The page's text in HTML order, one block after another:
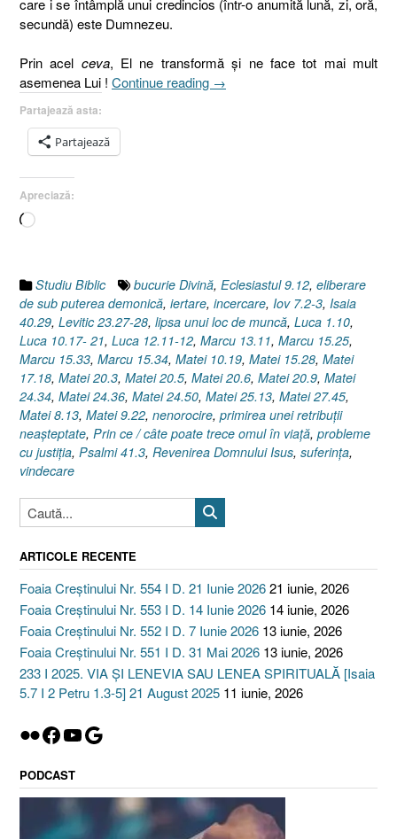
secundă) este Dumnezeu.
Prin acel ceva, El ne transformă şi ne face tot mai mult
asemenea Lui ! Continue reading „Ceasul
Ecles.
3-
1]”
→
Partajează asta:
Partajează
Apreciază:
Încarc...
Studiu Biblic bucurie Divină, Eclesiastul 9.12, eliberare
de sub puterea demonică, iertare, incercare, Iov 7.2-3, Isaia
40.29, Levitic 23.27-28, lipsa unui loc de muncă, Luca 1.10,
Luca 10.17- 21, Luca 12.11-12, Marcu 13.11, Marcu 15.25,
Marcu 15.33, Marcu 15.34, Matei 10.19, Matei 15.28, Matei
17.18, Matei 20.3, Matei 20.5, Matei 20.6, Matei 20.9, Matei
24.34, Matei 24.36, Matei 24.50, Matei 25.13, Matei 27.45,
Matei 8.13, Matei 9.22, nenorocire, primirea unei retribuţii
neaşteptate, Prin ce / câte poate trece omul în viaţă, probleme
cu justiţia, Psalmi 41.3, Revenirea Domnului Isus, suferinţa,
vindecare
ARTICOLE RECENTE
Foaia Creștinului Nr. 554 I D. 21 Iunie 202621 iunie, 2026
Foaia Creștinului Nr. 553 I D. 14 Iunie 2026 14 iunie, 2026
Foaia Creștinului Nr. 552 I D. 7 Iunie 2026 13 iunie, 2026
Foaia Creștinului Nr. 551 I D. 31 Mai 2026 13 iunie, 2026
233 I 2025. VIA ȘI LENEVIA SAU LENEA SPIRITUALĂ [Isaia
5.7 I 2 Petru 1.3-5] 21 August 2025 11 iunie, 2026
Flickr
Facebook
YouTube
Google
PODCAST